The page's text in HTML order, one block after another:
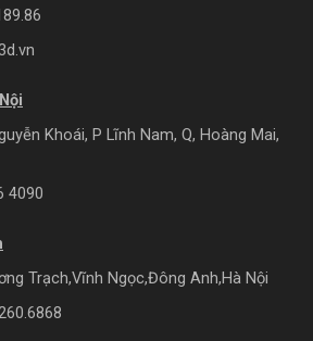
Khoái, P Lĩnh Nam, Q, Hoàng Mai,
4090
Trạch,Vĩnh Ngọc,Đông Anh,Hà Nội